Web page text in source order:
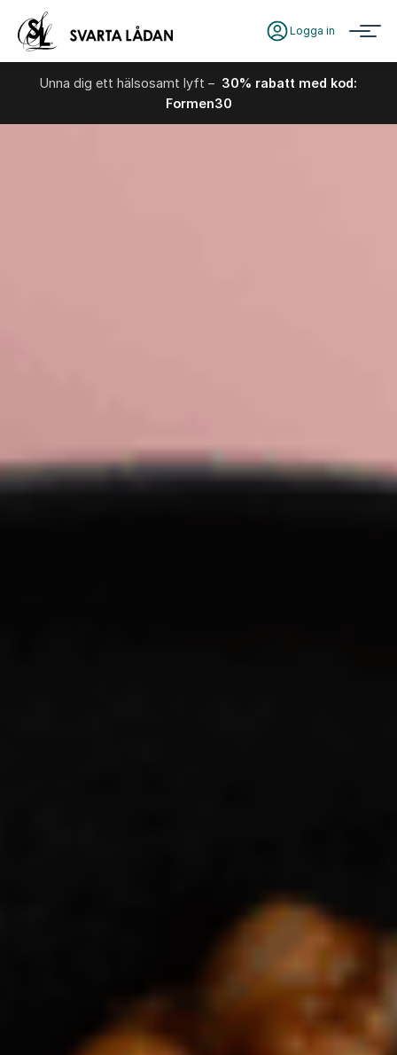
Logga in
Unna dig ett hälsosamt lyft – 30% rabatt med kod:
Formen30